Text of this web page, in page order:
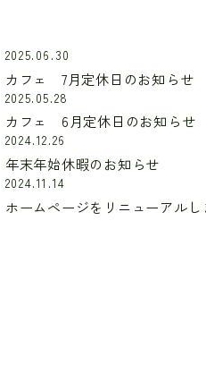
2025.06.30
カフェ 7月定休日のお知らせ
2025.05.28
カフェ 6月定休日のお知らせ
2024.12.26
年末年始休暇のお知らせ
2024.11.14
ホームページをリニューアルし